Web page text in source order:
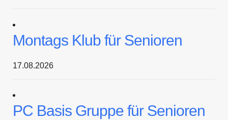
Montags Klub für Senioren
17.08.2026
PC Basis Gruppe für Senioren